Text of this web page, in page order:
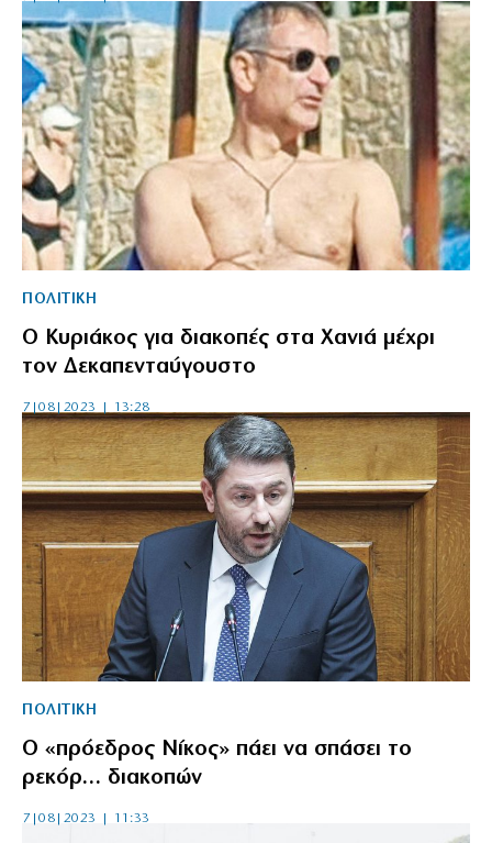
ΠΟΛΙΤΙΚΗ
Ο Κυριάκος για διακοπές στα Χανιά μέχρι
τον Δεκαπενταύγουστο
7|08|2023 | 13:28
ΠΟΛΙΤΙΚΗ
Ο «πρόεδρος Νίκος» πάει να σπάσει το
ρεκόρ… διακοπών
7|08|2023 | 11:33